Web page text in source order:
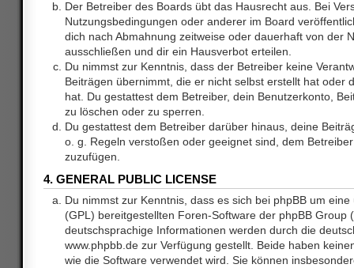
Der Betreiber des Boards übt das Hausrecht aus. Bei
Nutzungsbedingungen oder anderer im Board
dich nach Abmahnung zeitweise oder dauerhaft von der
ausschließen und dir ein Hausverbot erteilen.
Du nimmst zur Kenntnis, dass der Betreiber keine
Beiträgen übernimmt, die er nicht selbst erstellt hat oder
hat. Du gestattest dem Betreiber, dein Benutzerkonto,
zu löschen oder zu sperren.
Du gestattest dem Betreiber darüber hinaus, deine
o. g. Regeln verstoßen oder geeignet sind, dem
zuzufügen.
4. GENERAL PUBLIC LICENSE
Du nimmst zur Kenntnis, dass es sich bei phpBB um
(GPL) bereitgestellten Foren-Software der phpBB Group
deutschsprachige Informationen werden durch die
www.phpbb.de zur Verfügung gestellt. Beide haben
wie die Software verwendet wird. Sie können